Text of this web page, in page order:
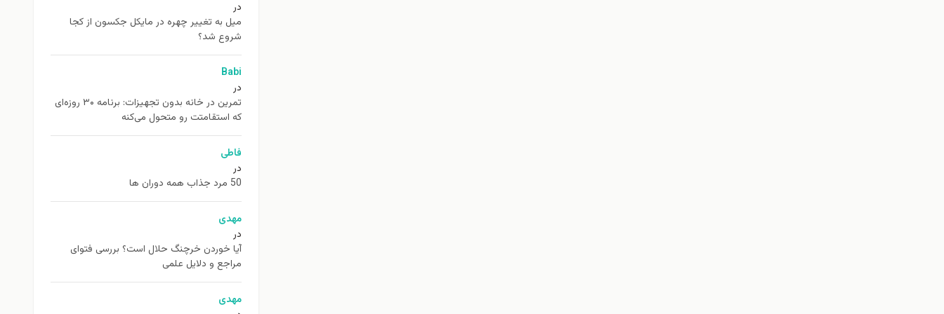
در
ميل به تغيير چهره در مایکل جکسون از كجا
شروع شد؟
Babi
در
تمرین در خانه بدون تجهیزات: برنامه ۳۰ روزه‌ای
که استقامتت رو متحول می‌کنه
فاطی
در
50 مرد جذاب همه دوران ها
مهدی
در
آیا خوردن خرچنگ حلال است؟ بررسی فتوای
مراجع و دلایل علمی
مهدی